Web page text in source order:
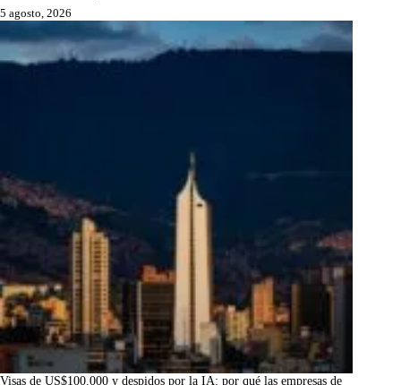
5 agosto, 2026
Visas de US$100.000 y despidos por la IA: por qué las empresas de